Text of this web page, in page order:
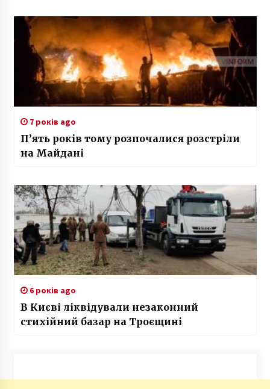
7 років ago
П’ять років тому розпочалися розстріли
на Майдані
6 років ago
В Києві ліквідували незаконний
стихійний базар на Троєщині